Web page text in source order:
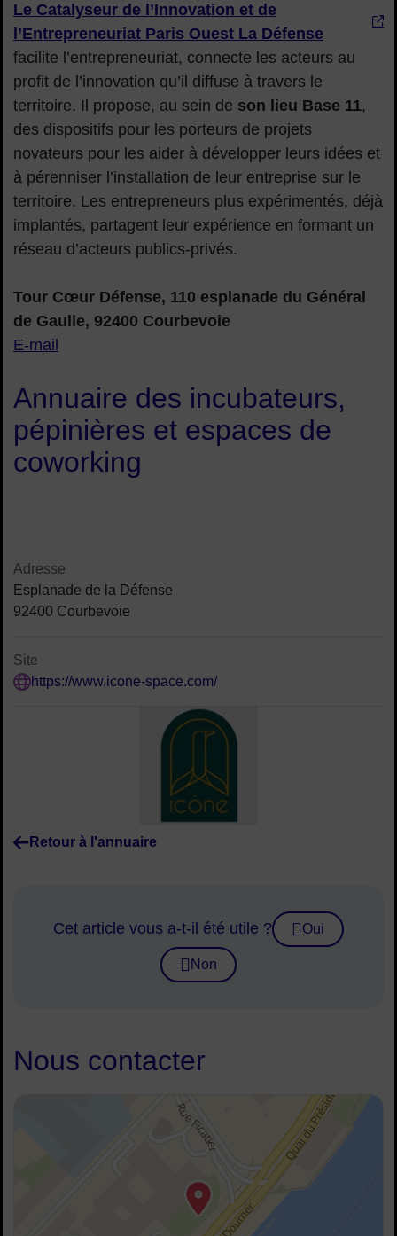
Le Catalyseur de l’Innovation et de
l’Entrepreneuriat Paris Ouest La Défense
facilite l’entrepreneuriat, connecte les acteurs au
profit de l’innovation qu’il diffuse à travers le
territoire. Il propose, au sein de son lieu Base 11,
des dispositifs pour les porteurs de projets
novateurs pour les aider à développer leurs idées et
à pérenniser l’installation de leur entreprise sur le
territoire. Les entrepreneurs plus expérimentés, déjà
implantés, partagent leur expérience en formant un
réseau d’acteurs publics-privés.
Tour Cœur Défense, 110 esplanade du Général
de Gaulle, 92400 Courbevoie
E-mail
Annuaire des incubateurs,
pépinières et espaces de
coworking
Contenu de la fiche
Adresse
Esplanade de la Défense
92400 Courbevoie
Site
https://www.icone-space.com/
Retour à l'annuaire
Cet article vous a-t-il été utile ? Oui
Non
Nous contacter
48.891691414602334, 2.2577695259633956